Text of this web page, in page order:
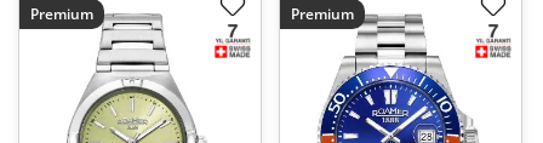
Premium Premium